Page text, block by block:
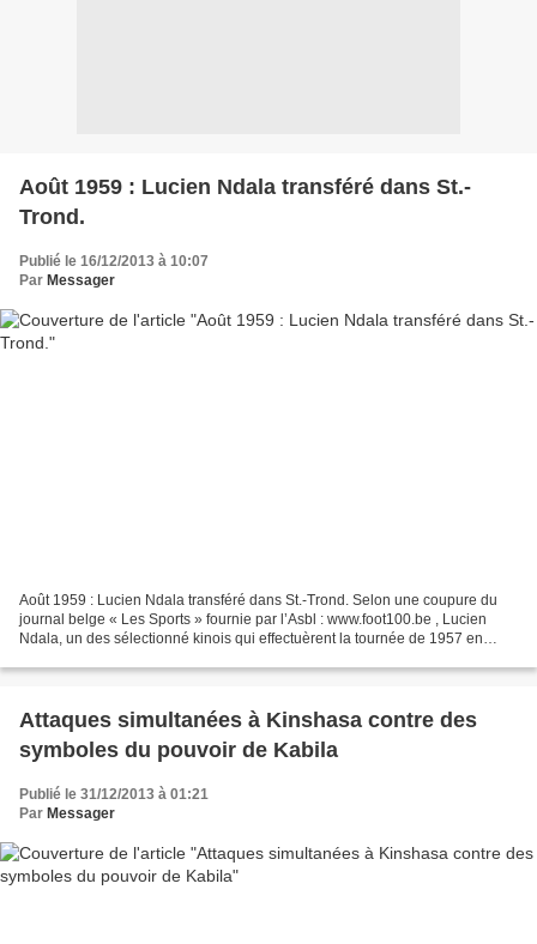
Août 1959 : Lucien Ndala transféré dans St.-
Trond.
Publié le 16/12/2013 à 10:07
Par Messager
Août 1959 : Lucien Ndala transféré dans St.-Trond. Selon une coupure du
journal belge « Les Sports » fournie par l’Asbl : www.foot100.be , Lucien
Ndala, un des sélectionné kinois qui effectuèrent la tournée de 1957 en
Attaques simultanées à Kinshasa contre des
symboles du pouvoir de Kabila
Publié le 31/12/2013 à 01:21
Par Messager